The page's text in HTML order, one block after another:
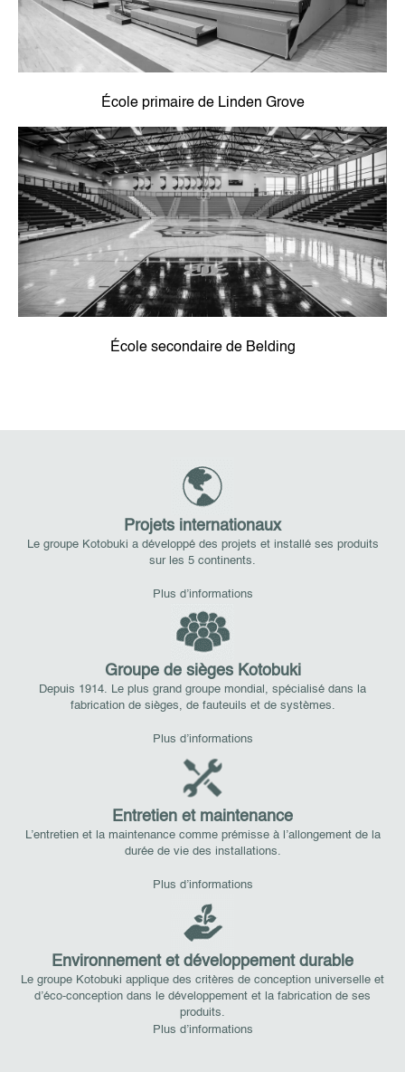
École primaire de Linden Grove
École secondaire de Belding
Projets internationaux
Le groupe Kotobuki a développé des projets et installé ses produits
sur les 5 continents.
Plus d’informations
Groupe de sièges Kotobuki
Depuis 1914. Le plus grand groupe mondial, spécialisé dans la
fabrication de sièges, de fauteuils et de systèmes.
Plus d’informations
Entretien et maintenance
L’entretien et la maintenance comme prémisse à l’allongement de la
durée de vie des installations.
Plus d’informations
Environnement et développement durable
Le groupe Kotobuki applique des critères de conception universelle et
d’éco-conception dans le développement et la fabrication de ses
produits.
Plus d’informations